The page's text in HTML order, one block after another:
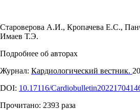
Староверова А.И., Кропачева Е.С.,
Имаев Т.Э.
Подробнее об авторах
Журнал: Кардиологический вестник.
DOI: 10.17116/
Прочитано: 2393 раза